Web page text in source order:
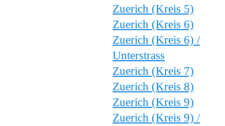
Zuerich (Kreis 5)
Zuerich (Kreis 6)
Zuerich (Kreis 6) /
Unterstrass
Zuerich (Kreis 7)
Zuerich (Kreis 8)
Zuerich (Kreis 9)
Zuerich (Kreis 9) /